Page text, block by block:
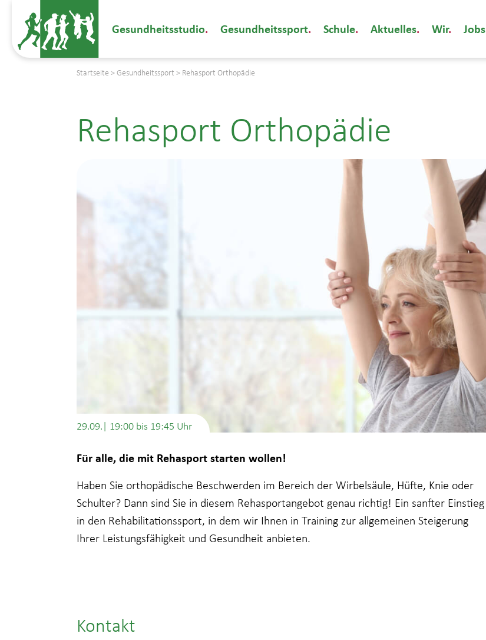
Gesundheitsstudio Gesundheitssport Schule Aktuelles Wir Jobs
Startseite > Gesundheitssport > Rehasport Orthopädie
Rehasport Orthopädie
29.09.| 19:00 bis 19:45
Für alle, die mit Rehasport starten wollen!
Haben Sie orthopädische Beschwerden im Bereich der Wirbelsäule, Hüfte, Knie oder
Schulter? Dann sind Sie in diesem Rehasportangebot genau richtig! Ein sanfter Einstieg
in den Rehabilitationssport, in dem wir Ihnen in Training zur allgemeinen Steigerung
Ihrer Leistungsfähigkeit und Gesundheit anbieten.
Kontakt